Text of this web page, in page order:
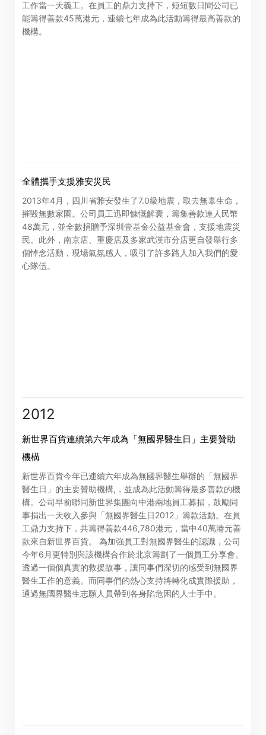
工作當一天義工。在員工的鼎力支持下，短短數日間公司已
能籌得善款45萬港元，連續七年成為此活動籌得最高善款的
機構。
全體攜手支援雅安災民
2013年4月，四川省雅安發生了7.0級地震，取去無辜生命，
摧毀無數家園。公司員工迅即慷慨解囊，籌集善款達人民幣
48萬元，並全數捐贈予深圳壹基金公益基金會，支援地震災
民。此外，南京店、重慶店及多家武漢市分店更自發舉行多
個悼念活動，現場氣氛感人，吸引了許多路人加入我們的愛
心隊伍。
2012
新世界百貨連續第六年成為「無國界醫生日」主要贊助
機構
新世界百貨今年已連續六年成為無國界醫生舉辦的「無國界
醫生日」的主要贊助機構,，並成為此活動籌得最多善款的機
構。公司早前聯同新世界集團向中港兩地員工募捐，鼓勵同
事捐出一天收入參與「無國界醫生日2012」籌款活動。在員
工鼎力支持下，共籌得善款446,780港元，當中40萬港元善
款來自新世界百貨。 為加強員工對無國界醫生的認識，公司
今年6月更特別與該機構合作於北京籌劃了一個員工分享會。
透過一個個真實的救援故事，讓同事們深切的感受到無國界
醫生工作的意義。而同事們的熱心支持將轉化成實際援助，
通過無國界醫生志願人員帶到各身陷危困的人士手中。
公告(補發已遺失股票)
閣下可透過以下由卓佳*提供服務的網站查看新世界百貨中
國有限公司(「本公司」)的相關資訊。本公司概不負責及不
保證通過以下網站所提供的任何資訊或服務的完整性、準
確性或及時性。
進入 取消